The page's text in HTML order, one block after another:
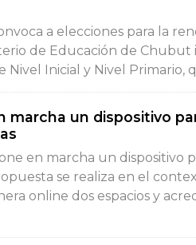
a elecciones para la
de Educación de Chubut
Nivel Inicial y Nivel Primario,
marcha un dispositivo
en marcha un dispositivo
se realiza en el
online dos espacios y